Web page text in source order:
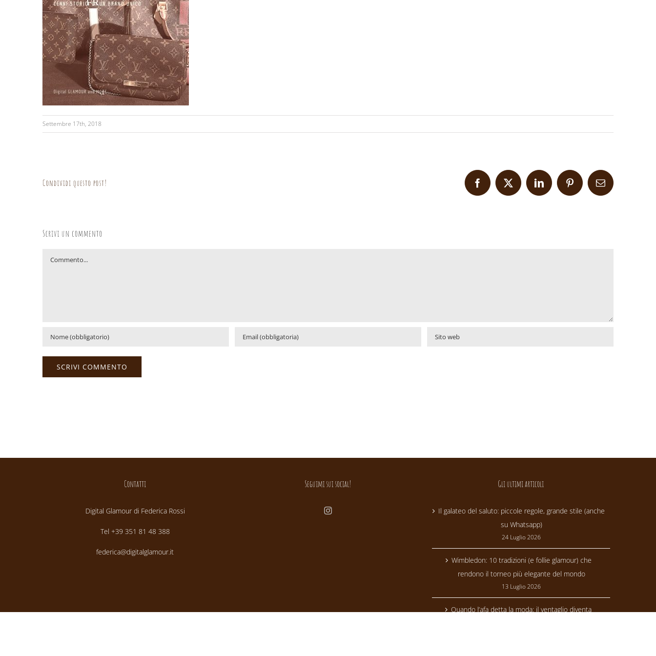
Settembre 17th, 2018
Condividi questo post! Facebook
X LinkedInPinterestEmail
Scrivi un commento
Contatti
Digital Glamour di Federica Rossi
Tel +39 351 81 48 388
federica@digitalglamour.it
Seguimi sui social! Gli ultimi articoli
Il galateo del saluto: piccole regole, grande stile (anche
su Whatsapp)
24 Luglio 2026
Wimbledon: 10 tradizioni (e follie glamour) che
rendono il torneo più elegante del mondo
13 Luglio 2026
Quando l’afa detta la moda: il ventaglio diventa